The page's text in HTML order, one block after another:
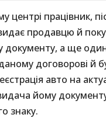
центрі працівник,
продавцю й
документу, а ще
договорові й
авто на
йому
знаку.